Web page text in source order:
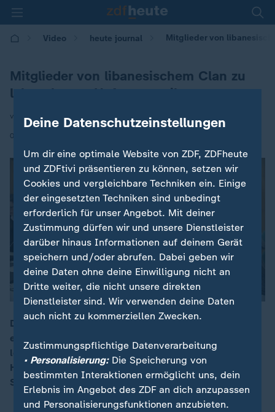
Video heute journal Mitglieder von
Mitglieder von libanesischem Clan zu
lebenslanger Haft verurteilt
von Alexander Roettig
01.01.2016 | 23:00
00:08
Das Essener Landgericht verurteilt zwei Mitglieder
einer libanesischen Großfamilie wegen Mordes zu
lebenslanger Haft. Zudem hat der Richter bei dem
Hauptangeklagten Mahmoud M. eine besondere
Schwere der Schuld festgestellt.
Deine Datenschutzeinstellungen
Um dir eine optimale Website von ZDF, ZDFheute
und ZDFtivi präsentieren zu können, setzen wir
Cookies und vergleichbare Techniken ein. Einige
der eingesetzten Techniken sind unbedingt
erforderlich für unser Angebot. Mit deiner
Zustimmung dürfen wir und unsere Dienstleister
darüber hinaus Informationen auf deinem Gerät
speichern und/oder abrufen. Dabei geben wir
deine Daten ohne deine Einwilligung nicht an
Dritte weiter, die nicht unsere direkten
Dienstleister sind. Wir verwenden deine Daten
auch nicht zu kommerziellen Zwecken.
Zustimmungspflichtige Datenverarbeitung
• Personalisierung:Die Speicherung von
bestimmten Interaktionen ermöglicht uns, dein
Erlebnis im Angebot des ZDF an dich anzupassen
und Personalisierungsfunktionen anzubieten.